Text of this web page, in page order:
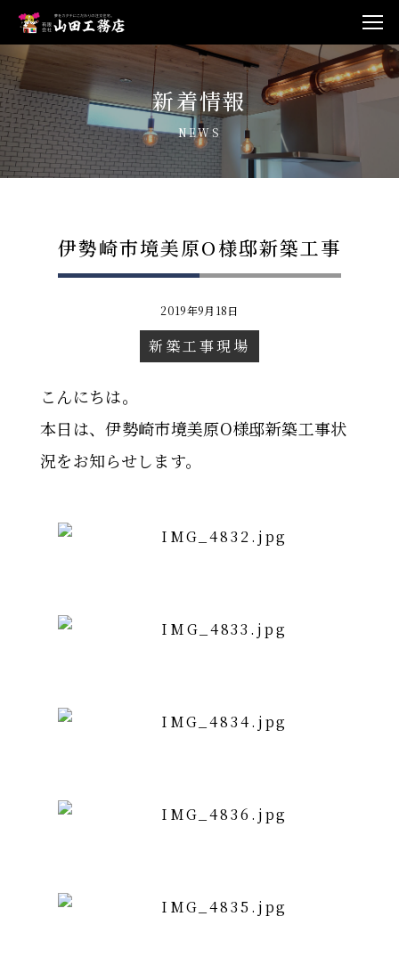
新着情報
NEWS
伊勢崎市境美原O様邸新築工事
2019年9月18日
新築工事現場
こんにちは。
本日は、伊勢崎市境美原O様邸新築工事状
況をお知らせします。